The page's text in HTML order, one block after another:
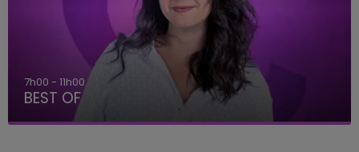
7h00 - 11h00
BEST OF